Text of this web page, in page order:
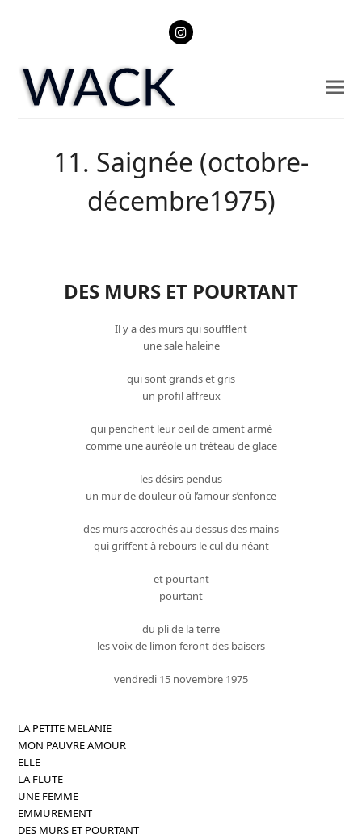
Instagram
11. Saignée (octobre-
décembre1975)
DES MURS ET POURTANT
Il y a des murs qui soufflent
une sale haleine
qui sont grands et gris
un profil affreux
qui penchent leur oeil de ciment armé
comme une auréole un tréteau de glace
les désirs pendus
un mur de douleur où l’amour s’enfonce
des murs accrochés au dessus des mains
qui griffent à rebours le cul du néant
et pourtant
pourtant
du pli de la terre
les voix de limon feront des baisers
vendredi 15 novembre 1975
LA PETITE MELANIE
MON PAUVRE AMOUR
ELLE
LA FLUTE
UNE FEMME
EMMUREMENT
DES MURS ET POURTANT